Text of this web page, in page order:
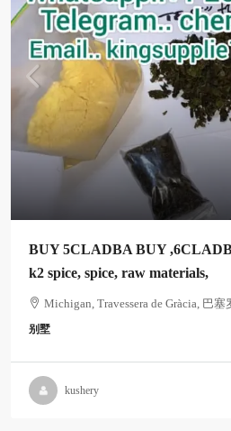
BUY 5CLADBA BUY
k2 spice, spice, raw materials,
Michigan, Travessera de Gràcia, 巴
别墅
kushery